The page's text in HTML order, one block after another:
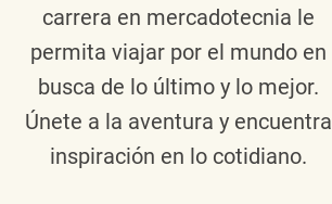
carrera en mercadotecnia le
permita viajar por el mundo en
busca de lo último y lo mejor.
Únete a la aventura y encuentra
inspiración en lo cotidiano.